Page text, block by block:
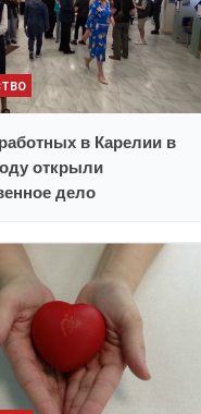
в Карелии в
открыли
дело